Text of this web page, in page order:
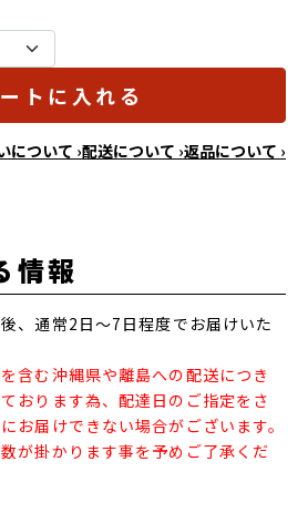
トに入れる
について ›配送について ›返品について ›
情報
、通常2日～7日程度でお届けいた
含む沖縄県や離島への配送につき
おります為、配達日のご指定をさ
お届けできない場合がございます。
が掛かります事を予めご了承くだ